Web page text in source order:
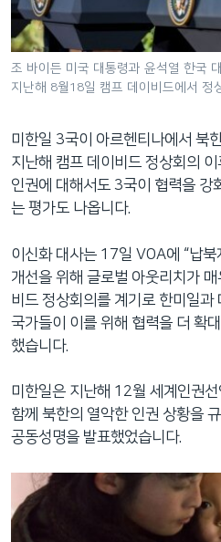
조 바이든 미국 대통령과 윤석열 한국
지난해 8월18일 캠프 데이비드에서 정
미한일 3국이 아르헨티나에서 북
지난해 캠프 데이비드 정상회의
인권에 대해서도 3국이 협력을 강
는 평가도 나옵니다.
이신화 대사는 17일 VOA에 “납
개선을 위해 글로벌 아웃리치가 매
비드 정상회의를 계기로 한미일과
국가들이 이를 위해 협력을 더 확
했습니다.
미한일은 지난해 12월 세계인권
함께 북한의 열악한 인권 상황을
공동성명을 발표했었습니다.